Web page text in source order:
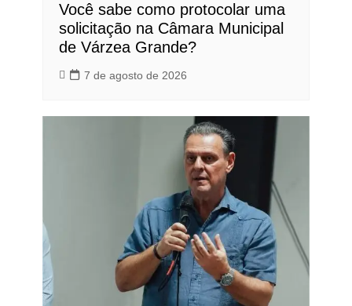
Você sabe como protocolar uma
solicitação na Câmara Municipal
de Várzea Grande?
7 de agosto de 2026